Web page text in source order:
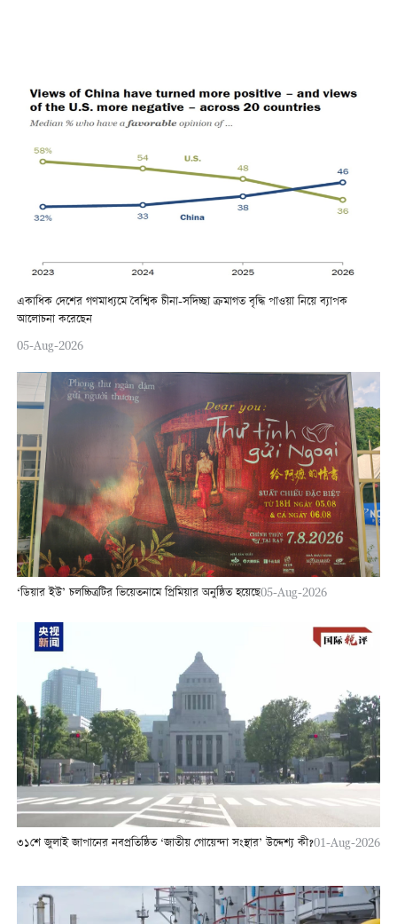
একাধিক দেশের গণমাধ্যমে বৈশ্বিক চীনা-সদিচ্ছা ক্রমাগত বৃদ্ধি পাওয়া নিয়ে ব্যাপক
আলোচনা করেছেন
05-Aug-2026
‘ডিয়ার ইউ’ চলচ্চিত্রটির ভিয়েতনামে প্রিমিয়ার অনুষ্ঠিত হয়েছে05-Aug-2026
৩১শে জুলাই জাপানের নবপ্রতিষ্ঠিত ‘জাতীয় গোয়েন্দা সংস্থার’ উদ্দেশ্য কী?01-Aug-2026